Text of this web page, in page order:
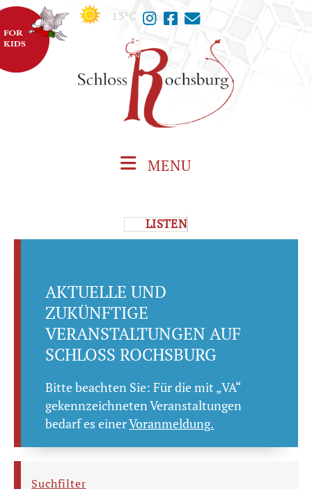
13°C
MENU
LISTEN
AKTUELLE UND
ZUKÜNFTIGE
VERANSTALTUNGEN AUF
SCHLOSS ROCHSBURG
Bitte beachten Sie: Für die mit „VA“
gekennzeichneten Veranstaltungen
bedarf es einerVoranmeldung.
Suchfilter